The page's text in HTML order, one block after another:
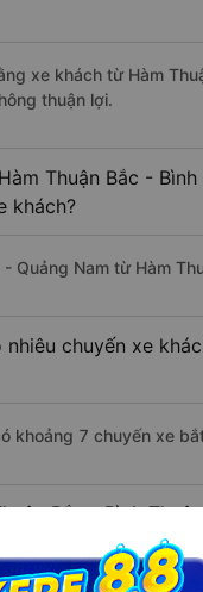
xe khách từ Hàm
thuận lợi.
Thuận Bắc -
khách?
Quảng Nam từ Hàm
chuyến xe
khoảng 7 chuyến xe
Bắc - Bình